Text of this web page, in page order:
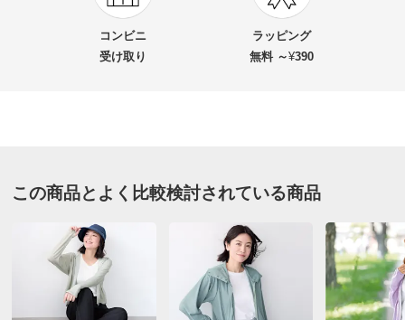
サンブロックラボ 爽壁 フェイスガード UVパーカー
お支払い方法 送料について
■色：チャコールグレー、アイボリー、ライトブルー
■サイズ：ワンサイズ（S～LL対応）
■適応サイズ：バスト72～101cm・身長154～162cm
■素材：ナイロン85・ポリウレタン15％
長崎県 50代女性 身長 : 150cm 普段のサイズ : LL
肌ざわりも冷っとして今から季節大活躍しそうです。
すっぽりかぶると顔もしっかりカバーされて大満足で
す。早速洗い替えも購入しようかなあと考えています。
コンビニ
受け取り
ラッピング
無料 ～¥390
この商品とよく比較検討されている商品